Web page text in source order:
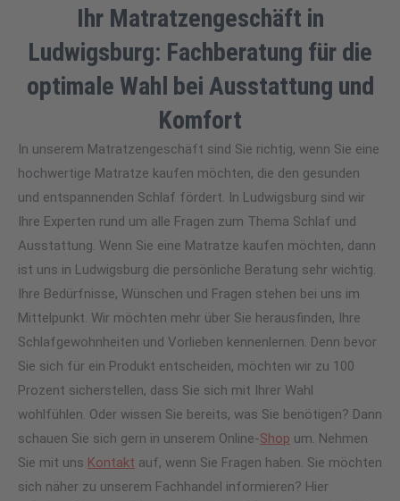
Ihr Matratzengeschäft in
Ludwigsburg: Fachberatung für die
optimale Wahl bei Ausstattung und
Komfort
In unserem Matratzengeschäft sind Sie richtig, wenn Sie eine
hochwertige Matratze kaufen möchten, die den gesunden
und entspannenden Schlaf fördert. In Ludwigsburg sind wir
Ihre Experten rund um alle Fragen zum Thema Schlaf und
Ausstattung. Wenn Sie eine Matratze kaufen möchten, dann
ist uns in Ludwigsburg die persönliche Beratung sehr wichtig.
Ihre Bedürfnisse, Wünschen und Fragen stehen bei uns im
Mittelpunkt. Wir möchten mehr über Sie herausfinden, Ihre
Schlafgewohnheiten und Vorlieben kennenlernen. Denn bevor
Sie sich für ein Produkt entscheiden, möchten wir zu 100
Prozent sicherstellen, dass Sie sich mit Ihrer Wahl
wohlfühlen. Oder wissen Sie bereits, was Sie benötigen? Dann
schauen Sie sich gern in unserem Online-Shop um. Nehmen
Sie mit uns Kontakt auf, wenn Sie Fragen haben. Sie möchten
sich näher zu unserem Fachhandel informieren? Hier